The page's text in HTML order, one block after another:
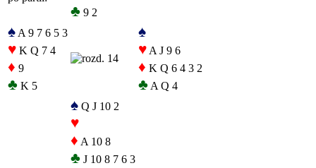
♣ 9 2
♠ A 9 7 6 5 3
♥ K Q 7 4
♦ 9
♣ K 5
♠
♥ A J 9 6
♦ K Q 6 4 3 2
♣ A Q 4
♠ Q J 10 2
♥
♦ A 10 8
♣ J 10 8 7 6 3